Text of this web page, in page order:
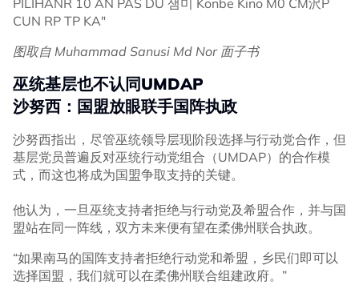
图取自 Muhammad Sanusi Md Nor 面子书
巫统基层也不认同UMDAP
沙努西：国盟放眼联手国阵执政
沙努西指出，尽管巫统领导层现阶段选择与行动党合作，但
基层党员普遍反对巫统行动党组合（UMDAP）的合作模
式，而这也将成为国盟争取支持的关键。
他认为，一旦巫统支持者拒绝与行动党及希盟合作，并与国
盟站在同一阵线，双方未来便有望在柔佛州联合执政。
“如果南马的国阵支持者拒绝行动党和希盟，乡民们即可以
选择国盟，我们就可以在柔佛州联合组建政府。”